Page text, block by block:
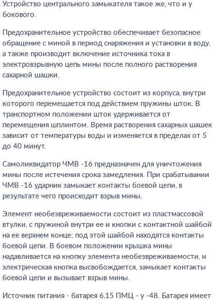
Устройство центрального замыкателя такое же, что и у
бокового.
Предохранительное устройство обеспечивает безопасное
обращение с миной в период снаряжения и установки в воду,
а также производит включение источника тока в
электровзрывную цепь мины после полного растворения
сахарной шашки.
Предохранительное устройство состоит из корпуса, внутри
которого перемещается под действием пружины шток. В
транспортном положении шток удерживается от
перемещения шплинтом. Время растворения сахарных шашек
зависит от температуры воды и изменяется в пределах от 5
до 40 минут.
Самоликвидатор ЧMB -16 предназначен для уничтожения
мины после истечения срока замедления. При срабатывании
ЧMB -16 ударник замыкает контакты боевой цепи, в
результате чего происходит взрыв мины.
Элемент необезвреживаемости состоит из пластмассовой
втулки, с пружиной внутри ее и кнопки с контактной шайбой
на ее верхнем конце; под этой шайбой находятся контакты
боевой цепи. В боевом положении крышка мины
надавливается на кнопку элемента необезвреживаемости, и
электрическая кнопка высвобождается, замыкает контакты
боевой цепи и вызывает взрыв мины.
Источник питания - батарея 6,15 ПМЦ - у -48. Батарея имеет